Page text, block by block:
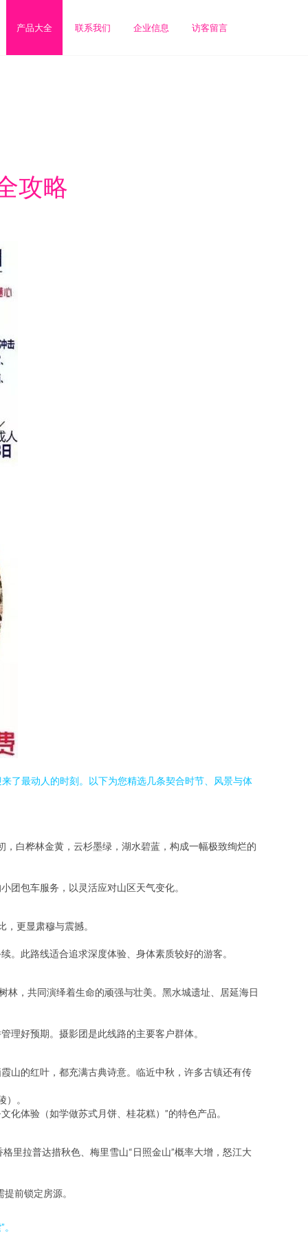
产品大全 联系我们 企业信息 访客留言
攻略
了最动人的时刻。以下为您精选几条契合时节、风景与体
，白桦林金黄，云杉墨绿，湖水碧蓝，构成一幅极致绚烂的
团包车服务，以灵活应对山区天气变化。
更显肃穆与震撼。
。此路线适合追求深度体验、身体素质较好的游客。
林，共同演绎着生命的顽强与壮美。黑水城遗址、居延海日
理好预期。摄影团是此线路的主要客户群体。
山的红叶，都充满古典诗意。临近中秋，许多古镇还有传
。
体验（如学做苏式月饼、桂花糕）”的特色产品。
里拉普达措秋色、梅里雪山“日照金山”概率大增，怒江大
前锁定房源。